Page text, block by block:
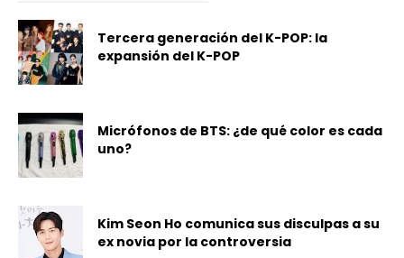
Tercera generación del K-POP: la
expansión del K-POP
Micrófonos de BTS: ¿de qué color es cada
uno?
Kim Seon Ho comunica sus disculpas a su
ex novia por la controversia